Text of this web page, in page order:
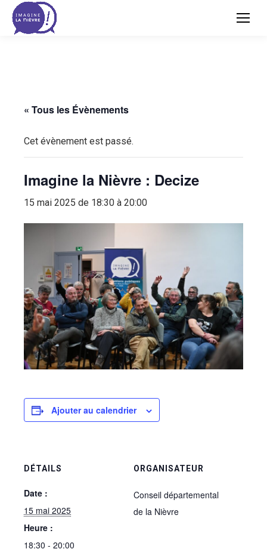
« Tous les Évènements
Cet évènement est passé.
Imagine la Nièvre : Decize
15 mai 2025 de 18:30 à 20:00
Ajouter au calendrier
DÉTAILS
Date :
15 mai 2025
Heure :
18:30 - 20:00
ORGANISATEUR
Conseil départemental
de la Nièvre